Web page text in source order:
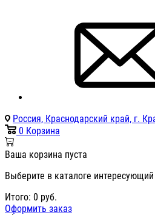
Россия, Краснодарский край, г.
0 Корзина
Ваша корзина пуста
Выберите в каталоге
Итого: 0 руб.
Оформить заказ